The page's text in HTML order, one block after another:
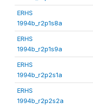
ERHS
1994b_r2p1s8a
ERHS
1994b_r2p1s9a
ERHS
1994b_r2p2s1a
ERHS
1994b_r2p2s2a